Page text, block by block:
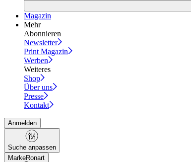
Magazin
Mehr
Abonnieren
Newsletter
Print Magazin
Werben
Weiteres
Shop
Über uns
Presse
Kontakt
Anmelden
Suche anpassen
MarkeRonart